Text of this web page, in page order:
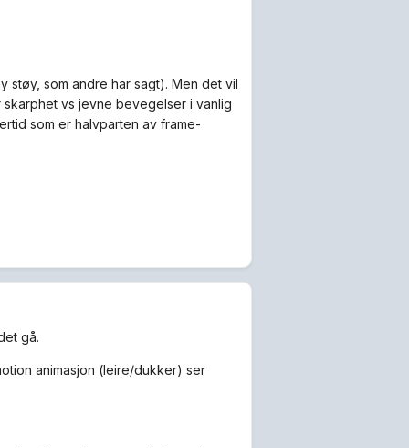
støy, som andre har sagt). Men det vil
vs jevne bevegelser i vanlig
som er halvparten av frame-
gå.
animasjon (leire/dukker) ser